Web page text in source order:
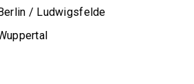
/ Ludwigsfelde